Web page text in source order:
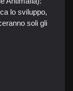
lo sviluppo,
soli gli